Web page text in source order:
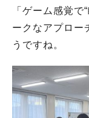
「ゲーム感覚
ークなアプロー
うですね。